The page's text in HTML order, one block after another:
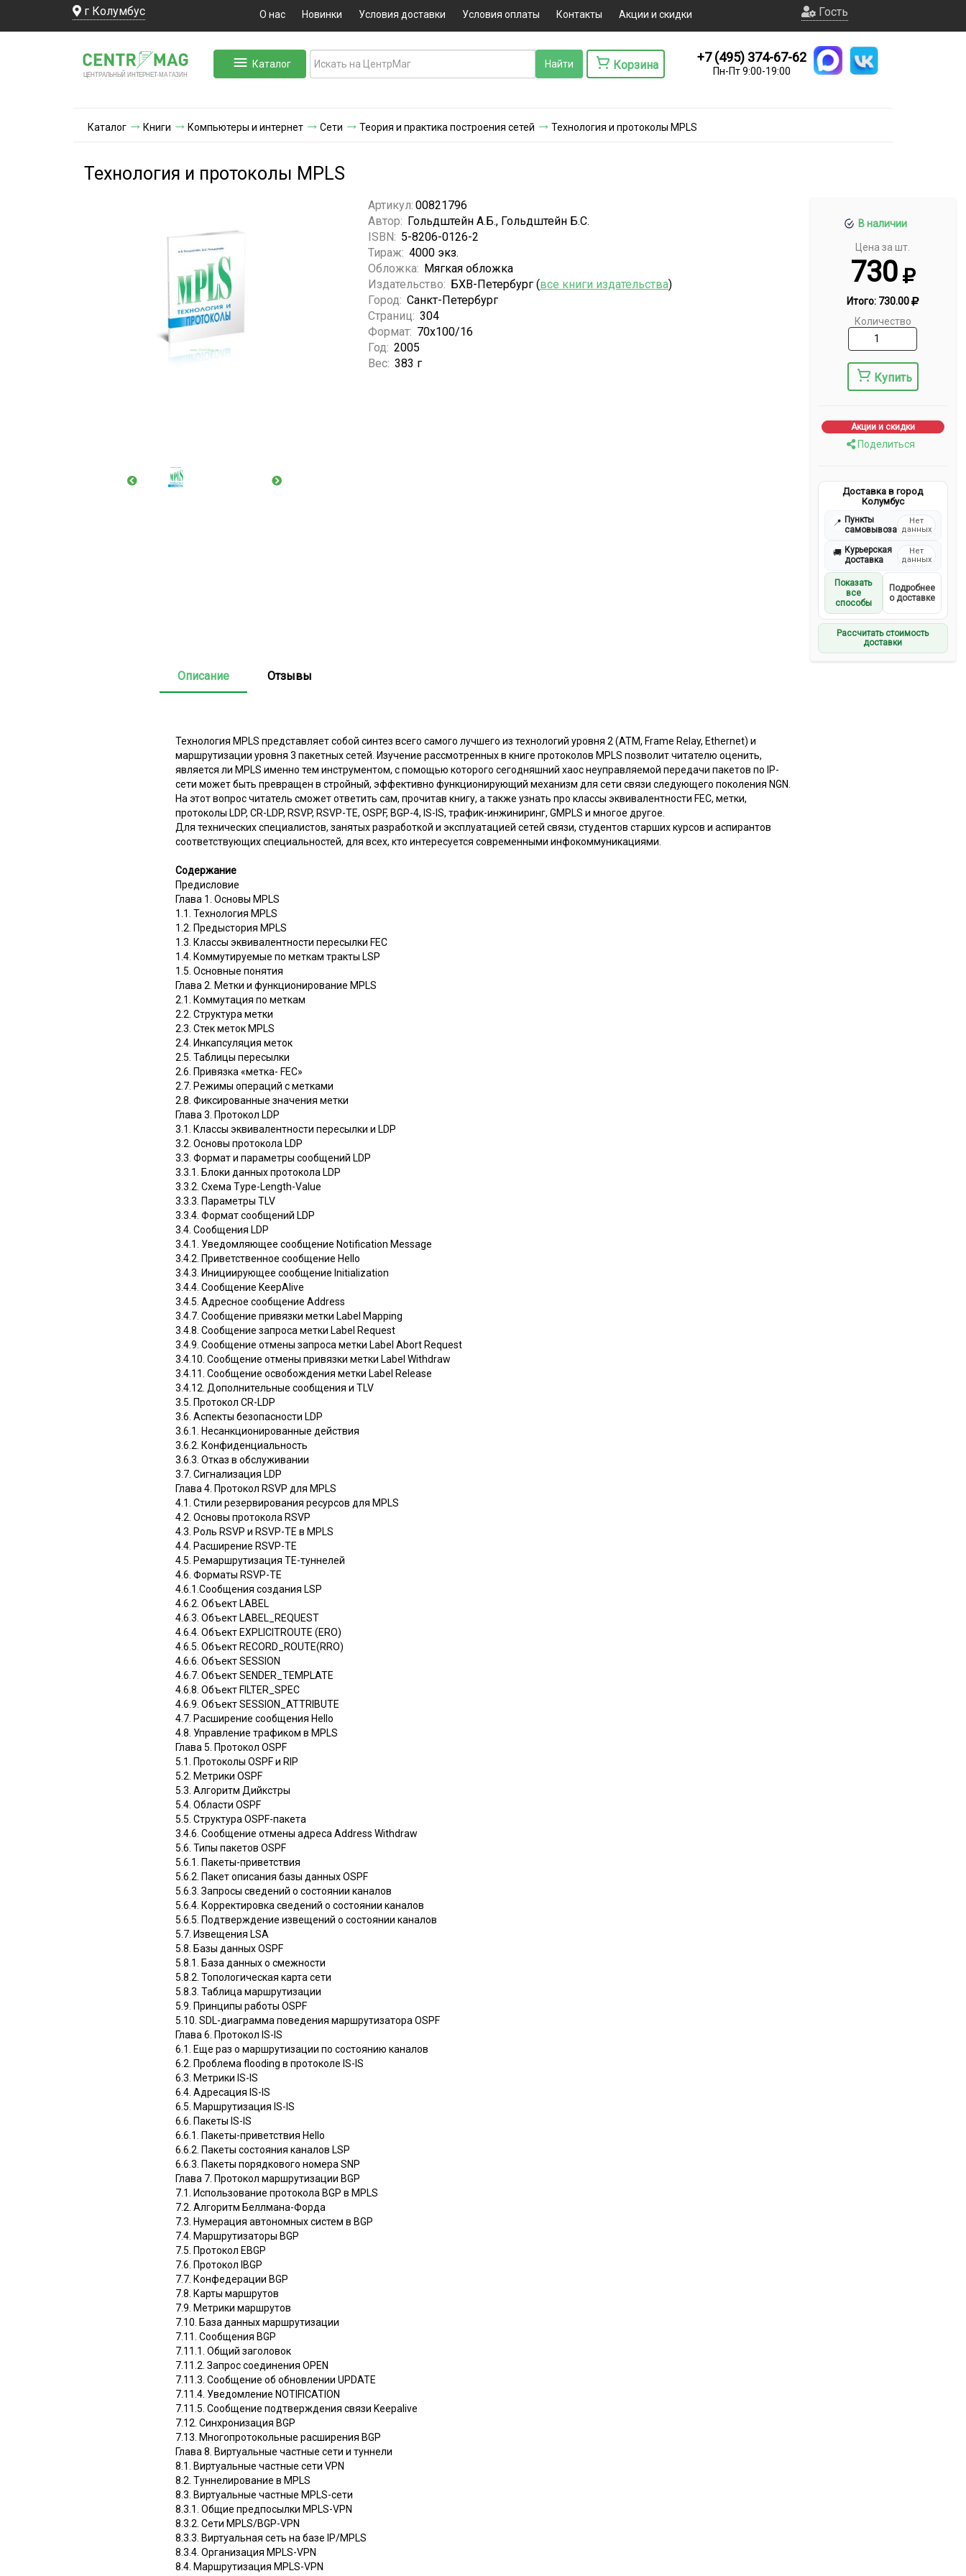
г Колумбус О нас Новинки Условия доставки Условия оплаты Контакты Акции и скидки Гость
ЦЕНТРАЛЬНЫЙ ИНТЕРНЕТ-МА ГАЗИН
Каталог Корзина
+7 (495) 374-67-62
Пн-Пт 9:00-19:00
Каталог Книги Компьютеры и интернет Сети Теория и практика построения сетей Технология и протоколы MPLS
Технология и протоколы MPLS
В наличии
Цена за шт.
730
Итого: 730.00
Количество
Купить
Акции и скидки
Поделиться
Доставка в город
Колумбус
📍 Пункты
самовывоза
Нет
данных
🚚 Курьерская
доставка
Нет
данных
Показать
все
способы
Подробнее
о доставке
Рассчитать стоимость
доставки
Артикул: 00821796
Автор: Гольдштейн А.Б., Гольдштейн Б.С.
ISBN: 5-8206-0126-2
Тираж: 4000 экз.
Обложка: Мягкая обложка
Издательство: БХВ-Петербург (все книги издательства)
Город: Санкт-Петербург
Страниц: 304
Формат: 70х100/16
Год: 2005
Вес: 383 г
Описание Отзывы
Технология MPLS представляет собой синтез всего самого лучшего из технологий уровня 2 (ATM, Frame Relay, Ethernet) и
маршрутизации уровня 3 пакетных сетей. Изучение рассмотренных в книге протоколов MPLS позволит читателю оценить,
является ли MPLS именно тем инструментом, с помощью которого сегодняшний хаос неуправляемой передачи пакетов по IP-
сети может быть превращен в стройный, эффективно функционирующий механизм для сети связи следующего поколения NGN.
На этот вопрос читатель сможет ответить сам, прочитав книгу, а также узнать про классы эквивалентности FEC, метки,
протоколы LDP, CR-LDP, RSVP, RSVP-TE, OSPF, BGP-4, IS-IS, трафик-инжиниринг, GMPLS и многое другое.
Для технических специалистов, занятых разработкой и эксплуатацией сетей связи, студентов старших курсов и аспирантов
соответствующих специальностей, для всех, кто интересуется современными инфокоммуникациями.
Содержание
Предисловие
Глава 1. Основы MPLS
1.1. Технология MPLS
1.2. Предыстория MPLS
1.3. Классы эквивалентности пересылки FEC
1.4. Коммутируемые по меткам тракты LSP
1.5. Основные понятия
Глава 2. Метки и функционирование MPLS
2.1. Коммутация по меткам
2.2. Структура метки
2.3. Стек меток MPLS
2.4. Инкапсуляция меток
2.5. Таблицы пересылки
2.6. Привязка «метка- FEC»
2.7. Режимы операций с метками
2.8. Фиксированные значения метки
Глава 3. Протокол LDP
3.1. Классы эквивалентности пересылки и LDP
3.2. Основы протокола LDP
3.3. Формат и параметры сообщений LDP
3.3.1. Блоки данных протокола LDP
3.3.2. Схема Type-Length-Value
3.3.3. Параметры TLV
3.3.4. Формат сообщений LDP
3.4. Сообщения LDP
3.4.1. Уведомляющее сообщение Notification Message
3.4.2. Приветственное сообщение Hello
3.4.3. Инициирующее сообщение Initialization
3.4.4. Сообщение KeepAlive
3.4.5. Адресное сообщение Address
3.4.7. Сообщение привязки метки Label Mapping
3.4.8. Сообщение запроса метки Label Request
3.4.9. Сообщение отмены запроса метки Label Abort Request
3.4.10. Сообщение отмены привязки метки Label Withdraw
3.4.11. Сообщение освобождения метки Label Release
3.4.12. Дополнительные сообщения и TLV
3.5. Протокол CR-LDP
3.6. Аспекты безопасности LDP
3.6.1. Несанкционированные действия
3.6.2. Конфиденциальность
3.6.3. Отказ в обслуживании
3.7. Сигнализация LDP
Глава 4. Протокол RSVP для MPLS
4.1. Стили резервирования ресурсов для MPLS
4.2. Основы протокола RSVP
4.3. Роль RSVP и RSVP-TE в MPLS
4.4. Расширение RSVP-TE
4.5. Ремаршрутизация ТЕ-туннелей
4.6. Форматы RSVP-TE
4.6.1.Сообщения создания LSP
4.6.2. Объект LABEL
4.6.3. Объект LABEL_REQUEST
4.6.4. Объект EXPLICITROUTE (ERO)
4.6.5. Объект RECORD_ROUTE(RRO)
4.6.6. Объект SESSION
4.6.7. Объект SENDER_TEMPLATE
4.6.8. Объект FILTER_SPEC
4.6.9. Объект SESSION_ATTRIBUTE
4.7. Расширение сообщения Hello
4.8. Управление трафиком в MPLS
Глава 5. Протокол OSPF
5.1. Протоколы OSPF и RIP
5.2. Метрики OSPF
5.3. Алгоритм Дийкстры
5.4. Области OSPF
5.5. Структура OSPF-пакета
3.4.6. Сообщение отмены адреса Address Withdraw
5.6. Типы пакетов OSPF
5.6.1. Пакеты-приветствия
5.6.2. Пакет описания базы данных OSPF
5.6.3. Запросы сведений о состоянии каналов
5.6.4. Корректировка сведений о состоянии каналов
5.6.5. Подтверждение извещений о состоянии каналов
5.7. Извещения LSA
5.8. Базы данных OSPF
5.8.1. База данных о смежности
5.8.2. Топологическая карта сети
5.8.3. Таблица маршрутизации
5.9. Принципы работы OSPF
5.10. SDL-диаграмма поведения маршрутизатора OSPF
Глава 6. Протокол IS-IS
6.1. Еще раз о маршрутизации по состоянию каналов
6.2. Проблема flooding в протоколе IS-IS
6.3. Метрики IS-IS
6.4. Адресация IS-IS
6.5. Маршрутизация IS-IS
6.6. Пакеты IS-IS
6.6.1. Пакеты-приветствия Hello
6.6.2. Пакеты состояния каналов LSP
6.6.3. Пакеты порядкового номера SNP
Глава 7. Протокол маршрутизации BGP
7.1. Использование протокола BGP в MPLS
7.2. Алгоритм Беллмана-Форда
7.3. Нумерация автономных систем в BGP
7.4. Маршрутизаторы BGP
7.5. Протокол EBGP
7.6. Протокол IBGP
7.7. Конфедерации BGP
7.8. Карты маршрутов
7.9. Метрики маршрутов
7.10. База данных маршрутизации
7.11. Сообщения BGP
7.11.1. Общий заголовок
7.11.2. Запрос соединения OPEN
7.11.3. Сообщение об обновлении UPDATE
7.11.4. Уведомление NOTIFICATION
7.11.5. Сообщение подтверждения связи Keepalive
7.12. Синхронизация BGP
7.13. Многопротокольные расширения BGP
Глава 8. Виртуальные частные сети и туннели
8.1. Виртуальные частные сети VPN
8.2. Туннелирование в MPLS
8.3. Виртуальные частные MPLS-сети
8.3.1. Общие предпосылки MPLS-VPN
8.3.2. Сети MPLS/BGP-VPN
8.3.3. Виртуальная сеть на базе IP/MPLS
8.3.4. Организация MPLS-VPN
8.4. Маршрутизация MPLS-VPN